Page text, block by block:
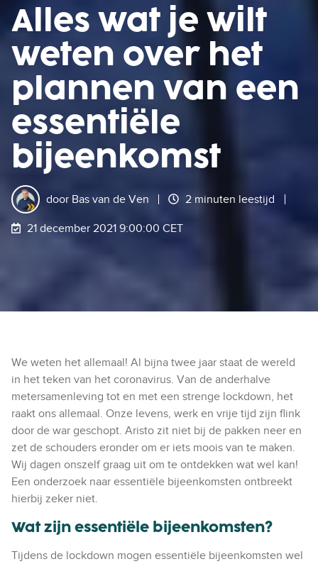
Alles wat je wilt
weten over het
plannen van een
essentiële
bijeenkomst
door Bas van de Ven 2 minuten leestijd
21 december 2021 9:00:00 CET
We weten het allemaal! Al bijna twee jaar staat de wereld
in het teken van het coronavirus. Van de anderhalve
metersamenleving tot en met een strenge lockdown, het
raakt ons allemaal. Onze levens, werk en vrije tijd zijn flink
door de war geschopt. Aristo zit niet bij de pakken neer en
zet de schouders eronder om er iets moois van te maken.
Wij dagen onszelf graag uit om te ontdekken wat wel kan!
Een onderzoek naar essentiële bijeenkomsten ontbreekt
hierbij zeker niet.
Wat zijn essentiële bijeenkomsten?
Tijdens de lockdown mogen essentiële bijeenkomsten wel